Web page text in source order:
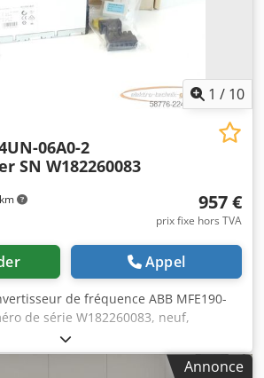
1 / 10
06A0-2
SN W182260083
957 €
prix fixe hors TVA
Appel
de fréquence ABB MFE190-
de série W182260083, neuf,
ouvert, 100 % fonctionnel. Contenu de
Dwjdpfx Amjzn D Tzj Roa
Annonce